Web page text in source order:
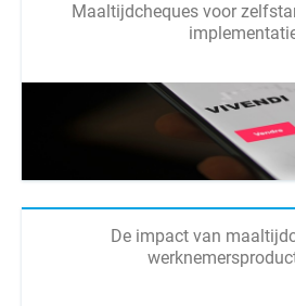
Maaltijdcheques voor
De impact van